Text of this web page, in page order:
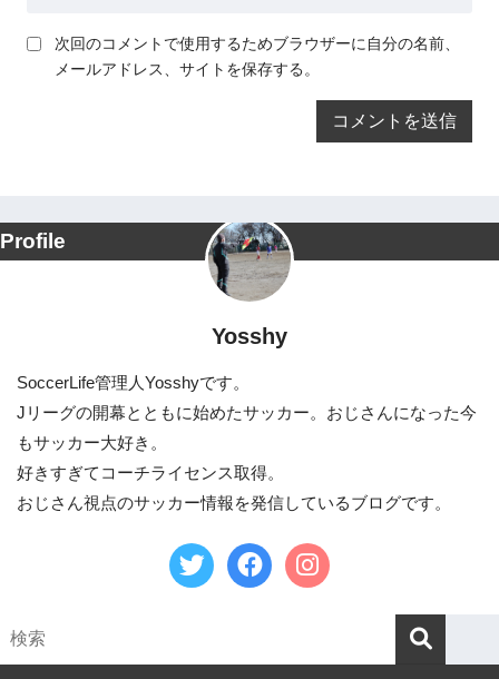
次回のコメントで使用するためブラウザーに自分の名前、
メールアドレス、サイトを保存する。
Profile
Yosshy
SoccerLife管理人Yosshyです。
Jリーグの開幕とともに始めたサッカー。おじさんになった今
もサッカー大好き。
好きすぎてコーチライセンス取得。
おじさん視点のサッカー情報を発信しているブログです。